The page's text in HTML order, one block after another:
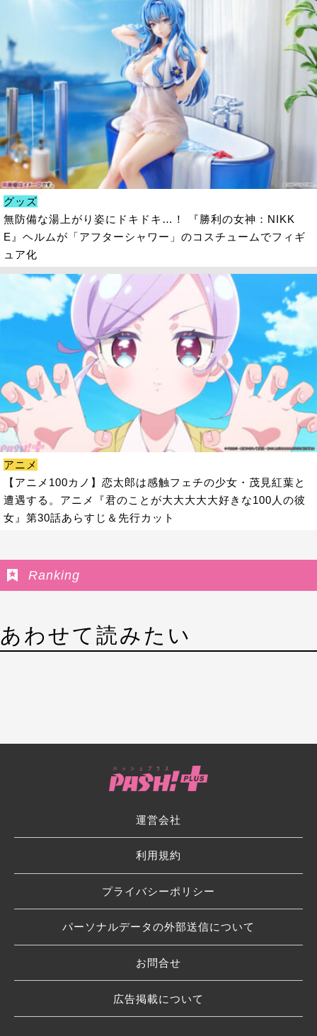
グッズ
無防備な湯上がり姿にドキドキ…！ 『勝利の女神：NIKK
E』ヘルムが「アフターシャワー」のコスチュームでフィギ
ュア化
アニメ
【アニメ100カノ】恋太郎は感触フェチの少女・茂見紅葉と
遭遇する。アニメ『君のことが大大大大大好きな100人の彼
女』第30話あらすじ＆先行カット
Ranking
あわせて読みたい
運営会社
利用規約
プライバシーポリシー
パーソナルデータの外部送信について
お問合せ
広告掲載について